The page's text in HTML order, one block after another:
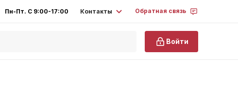
Пн-Пт. С 9:00-17:00 Контакты Обратная связь
Войти